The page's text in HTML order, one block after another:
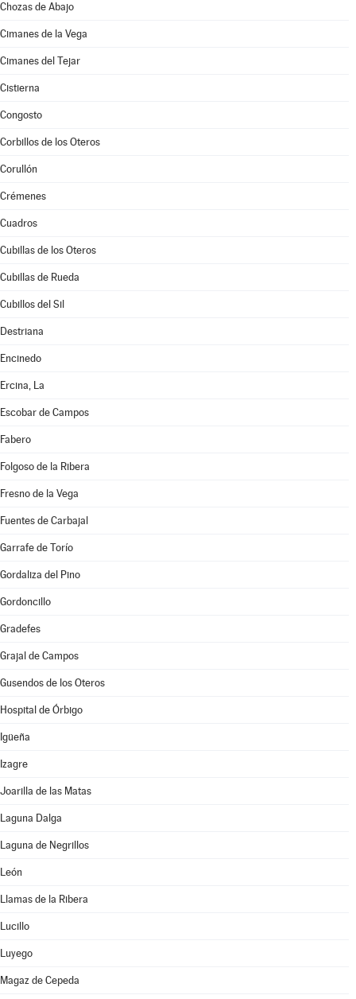
Chozas de Abajo
Cimanes de la Vega
Cimanes del Tejar
Cistierna
Congosto
Corbillos de los Oteros
Corullón
Crémenes
Cuadros
Cubillas de los Oteros
Cubillas de Rueda
Cubillos del Sil
Destriana
Encinedo
Ercina, La
Escobar de Campos
Fabero
Folgoso de la Ribera
Fresno de la Vega
Fuentes de Carbajal
Garrafe de Torío
Gordaliza del Pino
Gordoncillo
Gradefes
Grajal de Campos
Gusendos de los Oteros
Hospital de Órbigo
Igüeña
Izagre
Joarilla de las Matas
Laguna Dalga
Laguna de Negrillos
León
Llamas de la Ribera
Lucillo
Luyego
Magaz de Cepeda